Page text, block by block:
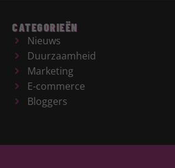
CATEGORIEËN
Nieuws
Duurzaamheid
Marketing
E-commerce
Bloggers